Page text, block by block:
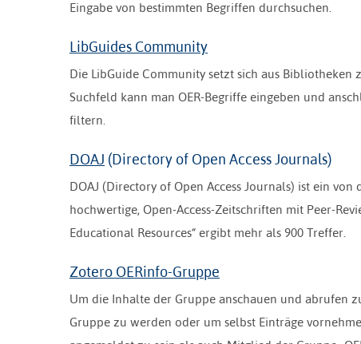
Eingabe von bestimmten Begriffen durchsuchen.
LibGuides Community
Die LibGuide Community setzt sich aus
Suchfeld kann man OER-Begriffe eingeben und
filtern.
DOAJ (Directory of Open Access Journals)
DOAJ (Directory of Open Access Journals) ist ein
hochwertige, Open-Access-Zeitschriften mit Peer-
Educational Resources“ ergibt mehr als 900 Treffer.
Zotero OERinfo-Gruppe
Um die Inhalte der Gruppe anschauen und abrufen
Gruppe zu werden oder um selbst Einträge